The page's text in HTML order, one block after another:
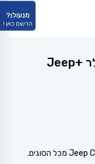
מפתח שלט חכם מקורי ג'יפ קרייזלר +Jeep
מנעולן?
הרשם כאן !